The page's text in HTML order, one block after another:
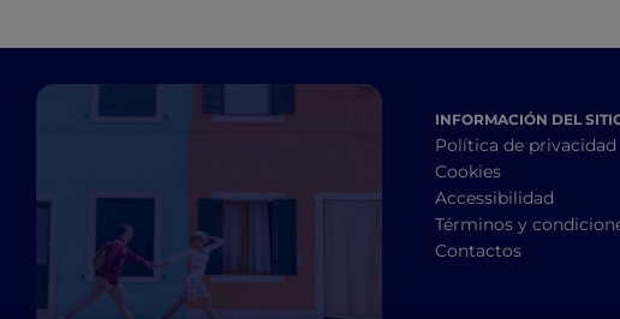
INFORMACIÓN DEL
Política de privacidad
Cookies
Accessibilidad
Términos y
Contactos